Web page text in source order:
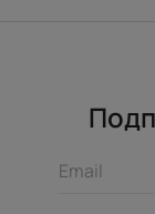
Email